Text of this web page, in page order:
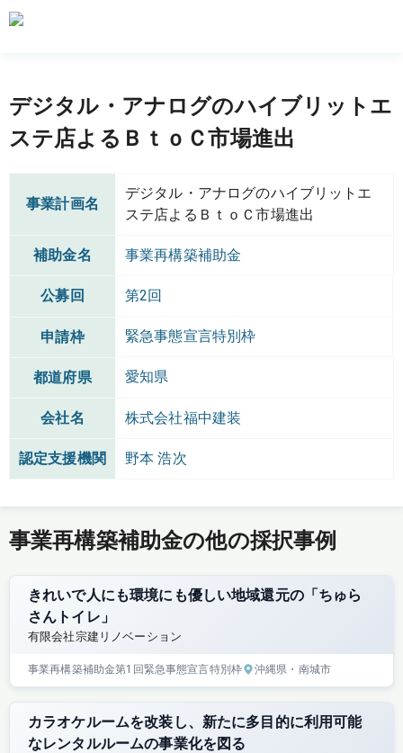
デジタル・アナログのハイブリットエ
ステ店よるＢｔｏＣ市場進出
事業計画名
デジタル・アナログのハイブリットエ
ステ店よるＢｔｏＣ市場進出
補助金名 事業再構築補助金
公募回 第2回
申請枠 緊急事態宣言特別枠
都道府県 愛知県
会社名 株式会社福中建装
認定支援機関 野本 浩次
事業再構築補助金の他の採択事例
きれいで人にも環境にも優しい地域還元の「ちゅら
さんトイレ」
有限会社宗建リノベーション
事業再構築補助金第1回緊急事態宣言特別枠 沖縄県 ・南城市
カラオケルームを改装し、新たに多目的に利用可能
なレンタルルームの事業化を図る